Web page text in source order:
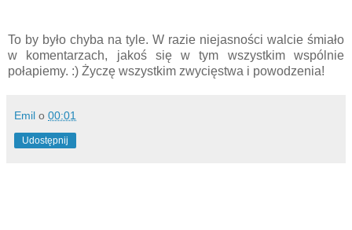
To by było chyba na tyle. W razie niejasności walcie śmiało
w komentarzach, jakoś się w tym wszystkim wspólnie
połapiemy. :) Życzę wszystkim zwycięstwa i powodzenia!
Emil o 00:01
Udostępnij